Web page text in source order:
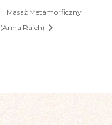
Masaż Metamorficzny
(Anna Rajch)